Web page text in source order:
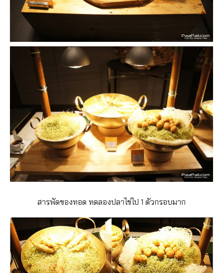
สารพัดของทอด ทดลองปลาไข่ไป 1 ตัวกรอบมาก